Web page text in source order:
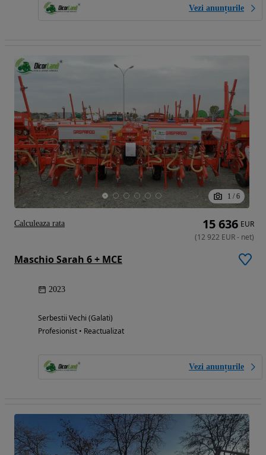
Vezi anunțurile
1 / 6
Maschio Sarah 6 + MCE
2023
Serbestii Vechi (Galati)
Profesionist • Reactualizat
Vezi anunțurile
15 636 EUR
(12 922 EUR- net)
Calculeaza rata